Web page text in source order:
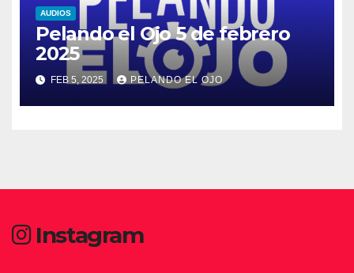
AUDIOS
Pelando el Ojo 5 de febrero
2025
FEB 5, 2025 PELANDO EL OJO
Instagram